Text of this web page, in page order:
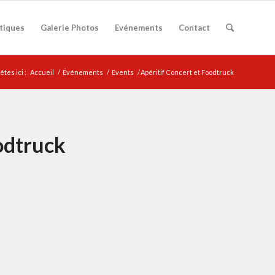
Galerie Photos Evénements Contact
ici : Accueil / Événements / Events /Apéritif Concert et Foodtruck